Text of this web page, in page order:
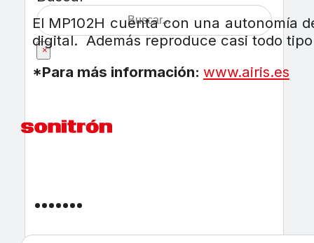
×
El MP102H cuenta con una autonomía
digital. Además reproduce casi todo
*Para más información: www.airis.es